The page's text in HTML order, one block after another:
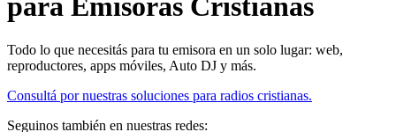
Todo lo que necesitás para tu emisora en un solo lugar: web,
reproductores, apps móviles, Auto DJ y más.
Consultá por nuestras soluciones para radios cristianas.
Seguinos también en nuestras redes: